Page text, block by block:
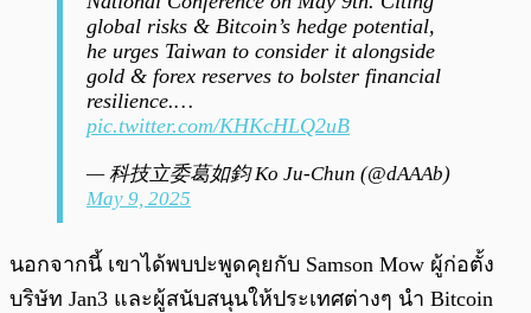
global risks & Bitcoin’s hedge potential,
he urges Taiwan to consider it alongside
gold & forex reserves to bolster financial
resilience.…
pic.twitter.com/KHKcHLQ2uB
— 科技立委葛如鈞 Ko Ju-Chun (@dAAAb)
May 9, 2025
นอกจากนี้ เขาได้พบปะพูดคุยกับ Samson Mow ผู้ก่อตั้ง
บริษัท Jan3 และผู้สนับสนุนให้ประเทศต่างๆ นำ Bitcoin